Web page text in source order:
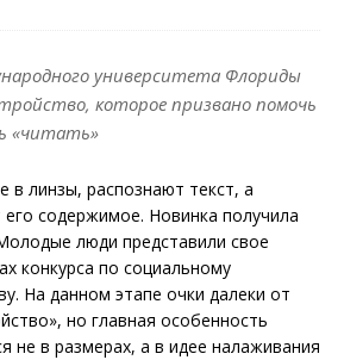
университета Флориды
которое призвано помочь
«читать»
в линзы, распознают текст, а
его содержимое. Новинка получила
люди представили свое
конкурса по социальному
На данном этапе очки далеки от
но главная особенность
не в размерах, а в идее налаживания